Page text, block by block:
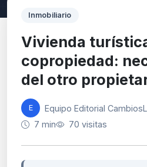
Inmobiliario
Vivienda
copropiedad:
del otro
E Equipo Editorial
7 min
70 visitas